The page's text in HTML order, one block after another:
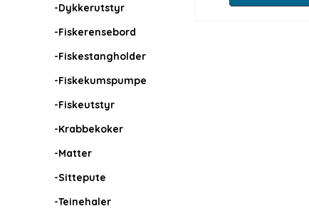
-Dykkerutstyr
-Fiskerensebord
-Fiskestangholder
-Fiskekumspumpe
-Fiskeutstyr
-Krabbekoker
-Matter
-Sittepute
-Teinehaler